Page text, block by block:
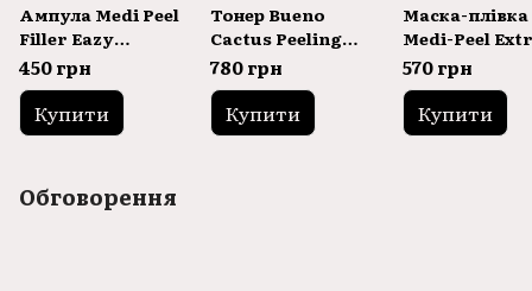
Ампула Medi Peel
Filler Eazy
Ampoule 30ml
450 грн
Купити
Тонер Bueno
Cactus Peeling
Pore Toner 150ml
780 грн
Купити
Маска-плівка
Medi-Peel
Super
Mask
570 грн
Купити
Обговорення